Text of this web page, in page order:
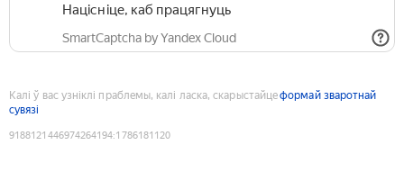
Націсніце, каб працягнуць
SmartCaptcha by Yandex Cloud
Калі ў вас узніклі праблемы, калі ласка, скарыстайцеформай зваротнай
сувязі
9188121446974264194:1786181120